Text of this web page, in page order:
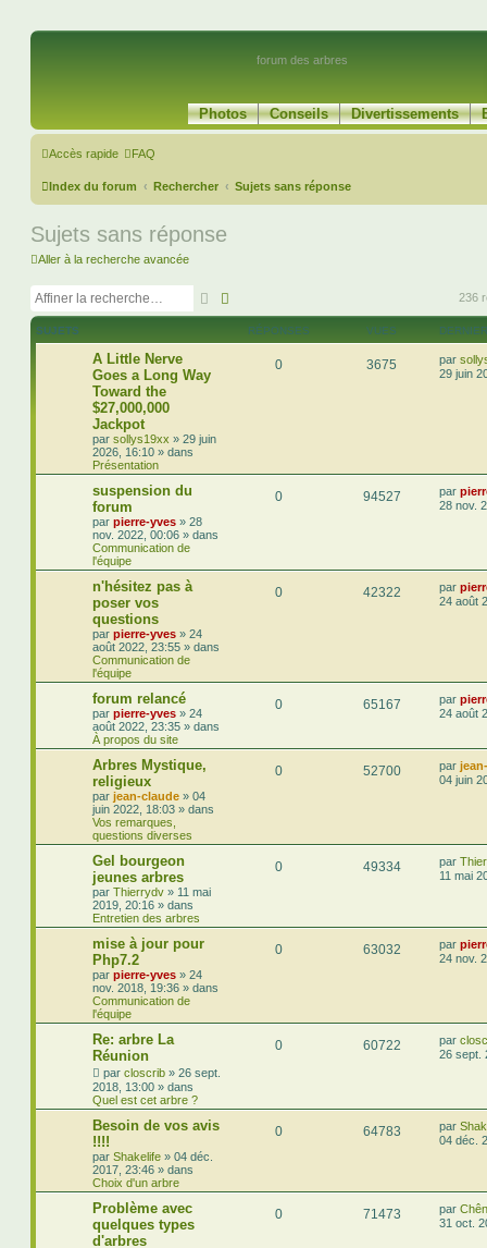
forum des arbres
Photos Conseils Divertissements
Accès rapide FAQ
Index du forum Rechercher Sujets sans réponse
Sujets sans réponse
Aller à la recherche avancée
Rechercher 236
SUJETS RÉPONSES VUES
A Little Nerve
Goes a Long Way
Toward the
$27,000,000
Jackpot
par sollys19xx » 29 juin
2026, 16:10 » dans
Présentation
0 3675 par
29 juin
suspension du
forum
par pierre-yves » 28
nov. 2022, 00:06 » dans
Communication de
l'équipe
0 94527 par
28 nov.
n'hésitez pas à
poser vos
questions
par pierre-yves » 24
août 2022, 23:55 » dans
Communication de
l'équipe
0 42322 par
24 août
forum relancé
par pierre-yves » 24
août 2022, 23:35 » dans
À propos du site
0 65167 par
24 août
Arbres Mystique,
religieux
par jean-claude » 04
juin 2022, 18:03 » dans
Vos remarques,
questions diverses
0 52700 par
04 juin
Gel bourgeon
jeunes arbres
par Thierrydv » 11 mai
2019, 20:16 » dans
Entretien des arbres
0 49334 par
11 mai
mise à jour pour
Php7.2
par pierre-yves » 24
nov. 2018, 19:36 » dans
Communication de
l'équipe
0 63032 par
24 nov.
Re: arbre La
Réunion
par closcrib » 26 sept.
2018, 13:00 » dans
Quel est cet arbre ?
0 60722 par
26 sept.
Besoin de vos avis
!!!!
par Shakelife » 04 déc.
2017, 23:46 » dans
Choix d'un arbre
0 64783 par
04 déc.
Problème avec
quelques types
d'arbres
0 71473 par
31 oct.